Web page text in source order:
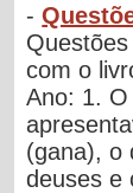
-
com o
Ano: 1.
(gana), o
deuses e